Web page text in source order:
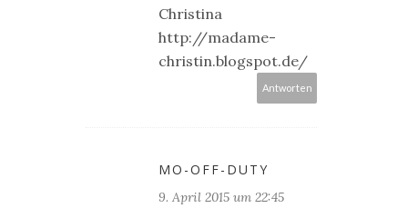
Christina
http://madame-
christin.blogspot.de/
Antworten
MO-OFF-DUTY
9. April 2015 um 22:45